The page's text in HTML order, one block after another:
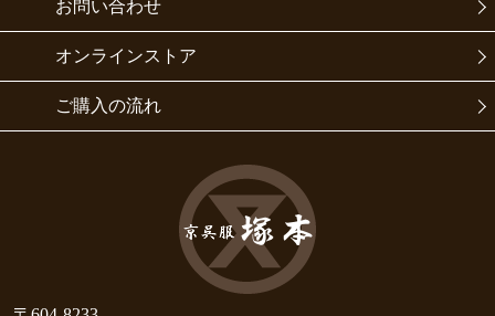
お問い合わせ
オンラインストア
ご購入の流れ